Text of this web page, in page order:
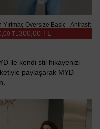
Yırtmaç Oversize Basic - Antrasit
300,00 TL
TL
ile kendi stil hikayenizi
paylaşarak MYD